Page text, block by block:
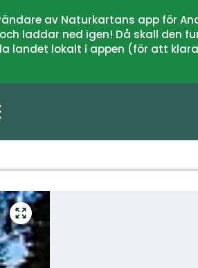
av Naturkartans app för
laddar ned igen! Då skall den
landet lokalt i appen (för att
Gå
till
helskärmsläge